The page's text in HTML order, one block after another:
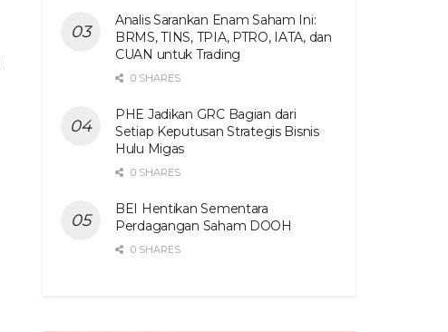
Analis Sarankan Enam Saham Ini:
BRMS, TINS, TPIA, PTRO, IATA, dan
CUAN untuk Trading
0 SHARES
PHE Jadikan GRC Bagian dari
Setiap Keputusan Strategis Bisnis
Hulu Migas
0 SHARES
BEI Hentikan Sementara
Perdagangan Saham DOOH
0 SHARES